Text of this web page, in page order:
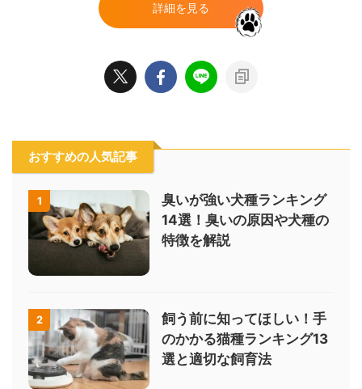
詳細を見る
おすすめの人気記事
1
臭いが強い犬種ランキング
14選！臭いの原因や犬種の
特徴を解説
2
飼う前に知ってほしい！手
のかかる猫種ランキング13
選と適切な飼育法